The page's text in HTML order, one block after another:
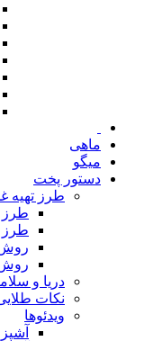
ماهی
میگو
دستور پخت
طرز تهیه
طرز
طرز
روش
روش
دریا و
نکات
ویدئوها